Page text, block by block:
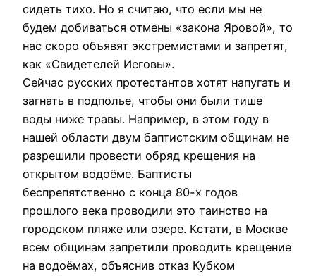
сидеть тихо. Но я считаю, что если мы не
будем добиваться отмены «закона Яровой», то
нас скоро объявят экстремистами и запретят,
как «Свидетелей Иеговы».
Сейчас русских протестантов хотят напугать и
загнать в подполье, чтобы они были тише
воды ниже травы. Например, в этом году в
нашей области двум баптистским общинам не
разрешили провести обряд крещения на
открытом водоёме. Баптисты
беспрепятственно с конца 80-х годов
прошлого века проводили это таинство на
городском пляже или озере. Кстати, в Москве
всем общинам запретили проводить крещение
на водоёмах, объяснив отказ Кубком